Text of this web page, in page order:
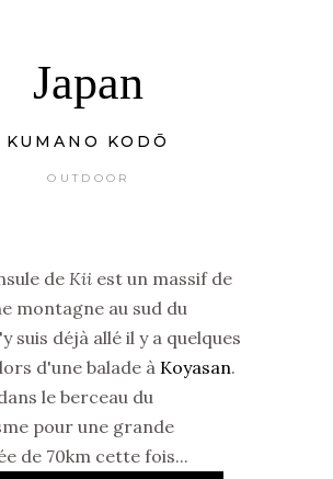
Japan
KUMANO KODŌ
OUTDOOR
deKii est un massif de
montagne au sud du
suis déjà allé il y a quelques
d'une balade à Koyasan.
le berceau du
pour une grande
de 70km cette fois...